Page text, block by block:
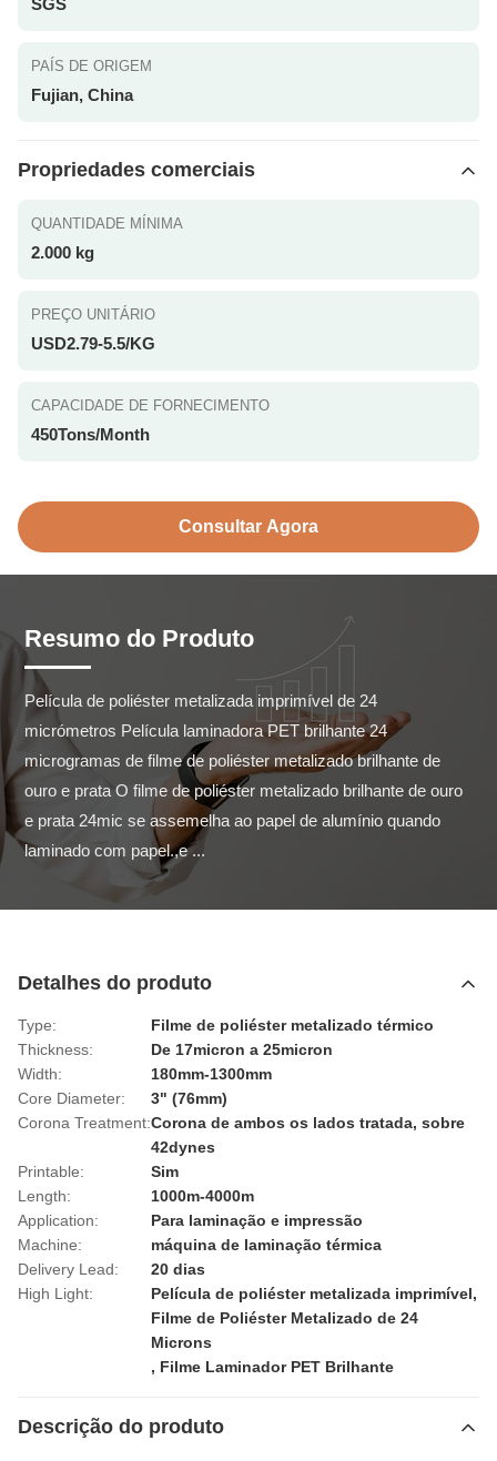
SGS
PAÍS DE ORIGEM
Fujian, China
Propriedades comerciais
QUANTIDADE MÍNIMA
2.000 kg
PREÇO UNITÁRIO
USD2.79-5.5/KG
CAPACIDADE DE FORNECIMENTO
450Tons/Month
Consultar Agora
Resumo do Produto
Película de poliéster metalizada imprimível de 24
micrómetros Película laminadora PET brilhante 24
microgramas de filme de poliéster metalizado brilhante de
ouro e prata O filme de poliéster metalizado brilhante de ouro
e prata 24mic se assemelha ao papel de alumínio quando
laminado com papel.,e ...
Detalhes do produto
Type:
Filme de poliéster metalizado térmico
Thickness:
De 17micron a 25micron
Width:
180mm-1300mm
Core Diameter:
3" (76mm)
Corona Treatment:Corona de ambos os lados tratada, sobre
42dynes
Printable:
Sim
Length:
1000m-4000m
Application:
Para laminação e impressão
Machine:
máquina de laminação térmica
Delivery Lead:
20 dias
High Light:
Película de poliéster metalizada imprimível,
Filme de Poliéster Metalizado de 24
Microns
, Filme Laminador PET Brilhante
Descrição do produto